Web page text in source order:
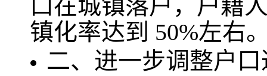
口在城镇落户，户籍
镇化率达到 50%左右
二、进一步调整户